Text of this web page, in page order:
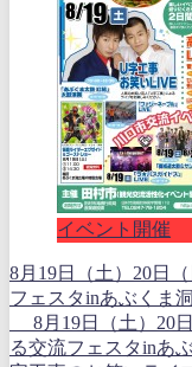
イベント開催
8月19日（土）20日
フェスタinあぶくま洞
8月19日（土）20
る交流フェスタinあ